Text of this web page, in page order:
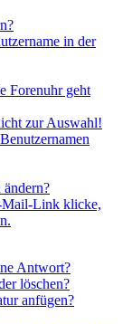
in der
Forenuhr geht
zur Auswahl!
Mail-Link klicke,
Antwort?
löschen?
anfügen?